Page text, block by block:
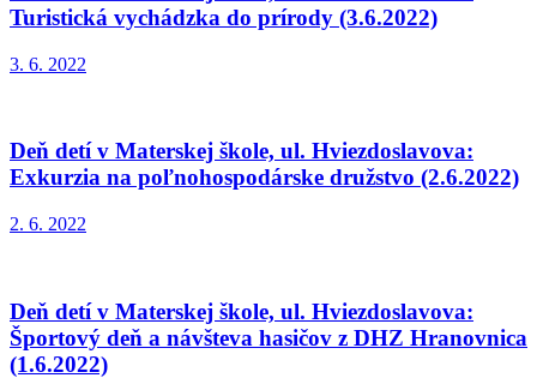
Turistická vychádzka do prírody (3.6.2022)
3. 6. 2022
Deň detí v Materskej škole, ul. Hviezdoslavova:
Exkurzia na poľnohospodárske družstvo (2.6.2022)
2. 6. 2022
Deň detí v Materskej škole, ul. Hviezdoslavova:
Športový deň a návšteva hasičov z DHZ Hranovnica
(1.6.2022)